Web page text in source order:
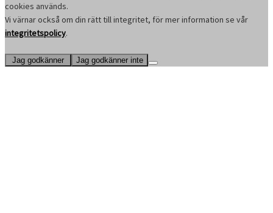
cookies används.
Vi värnar också om din rätt till integritet, för mer information se vår
integritetspolicy.
Jag godkänner Jag godkänner inte